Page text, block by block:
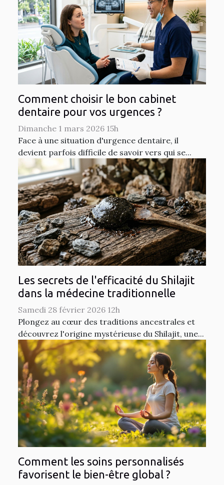
Comment choisir le bon cabinet
dentaire pour vos urgences ?
Dimanche 1 mars 2026 15h
Face à une situation d'urgence dentaire, il
devient parfois difficile de savoir vers qui se...
Les secrets de l'efficacité du Shilajit
dans la médecine traditionnelle
Samedi 28 février 2026 12h
Plongez au cœur des traditions ancestrales et
découvrez l'origine mystérieuse du Shilajit, une...
Comment les soins personnalisés
favorisent le bien-être global ?